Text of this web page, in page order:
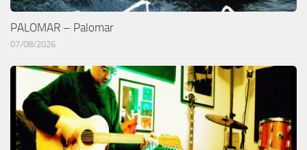
PALOMAR – Palomar
07/08/2026